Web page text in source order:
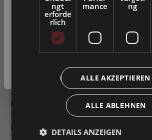
Zum Merkzettel hinzufügen
Produkt vergleichen
Fragen
Leichtrollenbahn Bahnlänge 2000mm
Stahlrolle ø 50 x 1,5 mm, verzinkt, mit
kugelgelagert mit durchgäng…Mehr
Bitte wählen Sie Ihre bevorzugte
Privatkunde
Geschäftskunde( exkl.
ngt
erforde
rlich
mance
ng
ALLE AKZEPTIEREN
ALLE ABLEHNEN
DETAILS ANZEIGEN